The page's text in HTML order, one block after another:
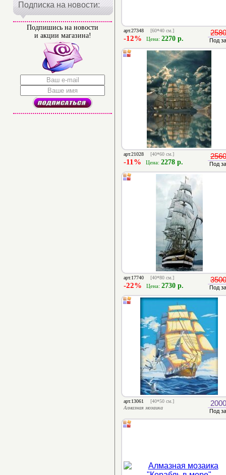
Подписка на новости:
Подпишись на новости
и акции магазина!
арт.27348 [60*40 см.]
-12% Цена: 2270 р. Под
арт.21028 [40*60 см.]
-11% Цена: 2278 р. Под
арт.17740 [40*80 см.]
-22% Цена: 2730 р. Под
арт.13061
[40*50 см.]
Алмазная мозаика
Под